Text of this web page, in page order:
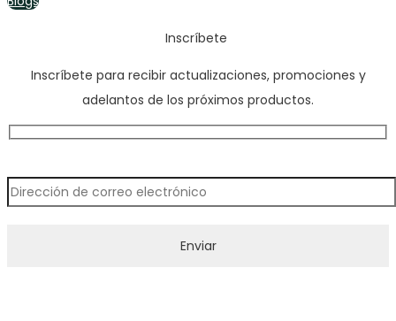
Inscríbete
Inscríbete para recibir actualizaciones, promociones y
adelantos de los próximos productos.